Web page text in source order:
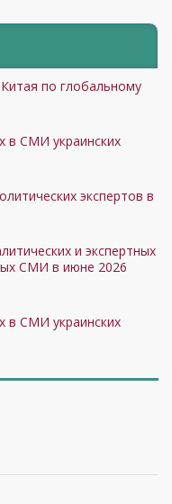
по глобальному
в СМИ украинских
экспертов в
и экспертных
СМИ в июне 2026
в СМИ украинских